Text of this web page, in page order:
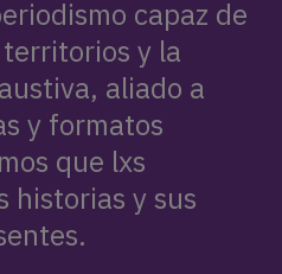
capaz de
y la
aliado a
y formatos
que lxs
historias y sus